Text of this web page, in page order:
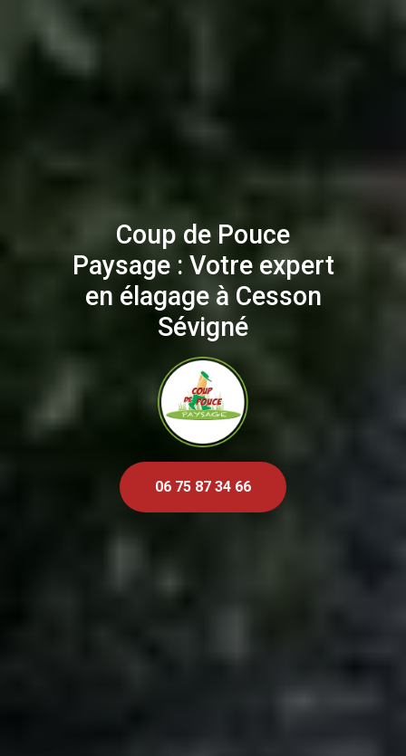
Coup de Pouce
Paysage : Votre expert
en élagage à Cesson
Sévigné
06 75 87 34 66